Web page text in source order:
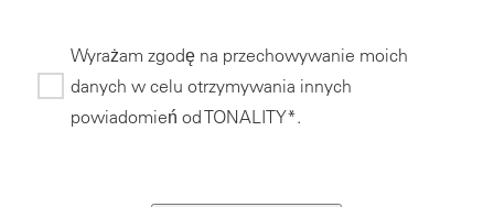
Wyrażam zgodę na przechowywanie moich
danych w celu otrzymywania innych
powiadomień od TONALITY*.